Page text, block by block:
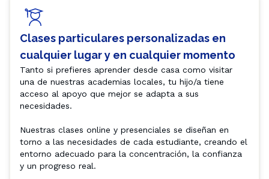
Clases particulares personalizadas en
cualquier lugar y en cualquier momento
Tanto si prefieres aprender desde casa como visitar
una de nuestras academias locales, tu hijo/a tiene
acceso al apoyo que mejor se adapta a sus
necesidades.
Nuestras clases online y presenciales se diseñan en
torno a las necesidades de cada estudiante, creando el
entorno adecuado para la concentración, la confianza
y un progreso real.